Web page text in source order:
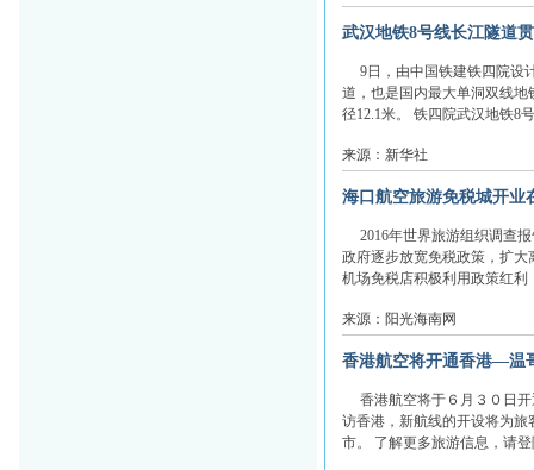
武汉地铁8号线长江隧道
9日，由中国铁建铁四院设
道，也是国内最大单洞双线地
径12.1米。 铁四院武汉地铁8
来源：新华社
海口航空旅游免税城开业
2016年世界旅游组织调查报
政府逐步放宽免税政策，扩
机场免税店积极利用政策红利
来源：阳光海南网
香港航空将开通香港—温
香港航空将于６月３０日开
访香港，新航线的开设将为
市。 了解更多旅游信息，请